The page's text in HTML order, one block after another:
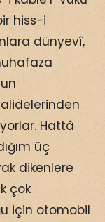
hiss-i
dünyevî,
Hattâ
üç
dikenlere
çok
için otomobil